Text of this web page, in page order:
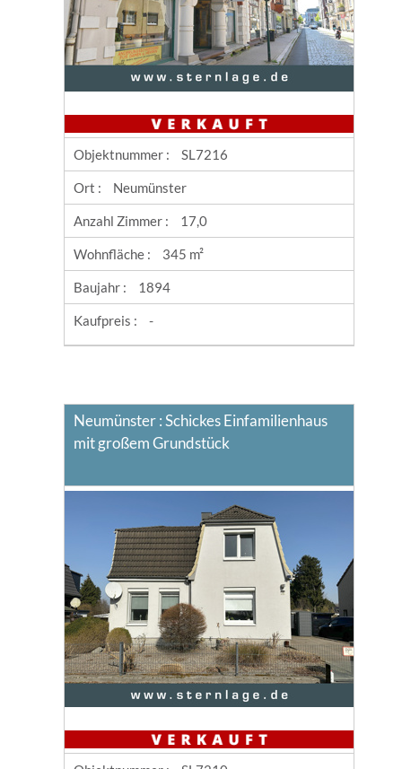
Objektnummer : SL7216
Ort : Neumünster
Anzahl Zimmer : 17,0
Wohnfläche : 345 m²
Baujahr : 1894
Kaufpreis : -
Neumünster : Schickes Einfamilienhaus
mit großem Grundstück